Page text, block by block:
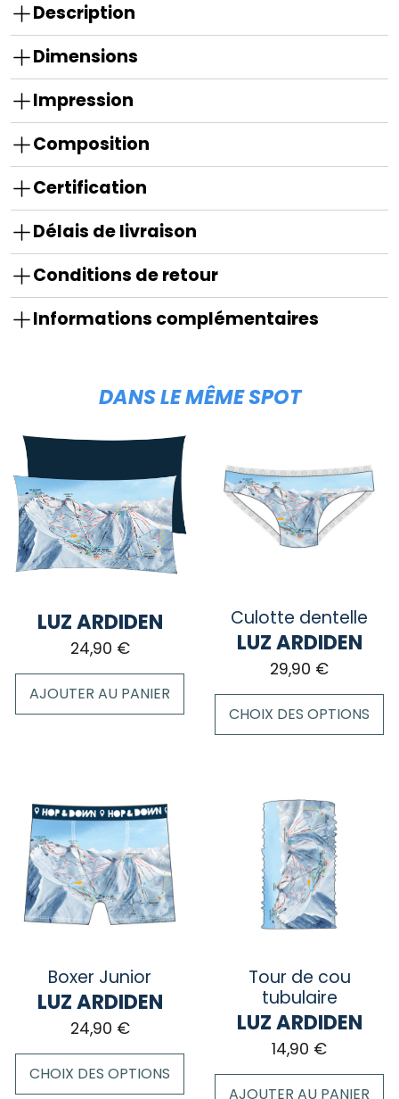
Description
Dimensions
Impression
Composition
Certification
Délais de livraison
Conditions de retour
Informations complémentaires
DANS LE MÊME SPOT
LUZ ARDIDEN
24,90 €
AJOUTER AU PANIER
Culotte dentelle
LUZ ARDIDEN
29,90 €
CHOIX DES OPTIONS
plusieurs
variations.
options
peuvent
page
Boxer Junior
LUZ ARDIDEN
24,90 €
CHOIX DES OPTIONS
Tour de cou
tubulaire
LUZ ARDIDEN
14,90 €
AJOUTER AU PANIER